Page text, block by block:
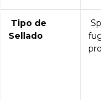
Tipo de
Sellado